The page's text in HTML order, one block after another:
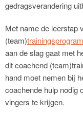
gedragsverandering
Met name de leerstap
(team)
aan de slag gaat met
dit coachend
hand moet nemen bij
coachende hulp nodig
vingers te krijgen.